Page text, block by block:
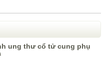
ung thư cổ tử cung phụ